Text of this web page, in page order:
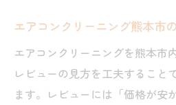
エアコンクリーニング熊本市
エアコンクリーニングを熊本市
レビューの見方を工夫すること
ます。レビューには「価格が安